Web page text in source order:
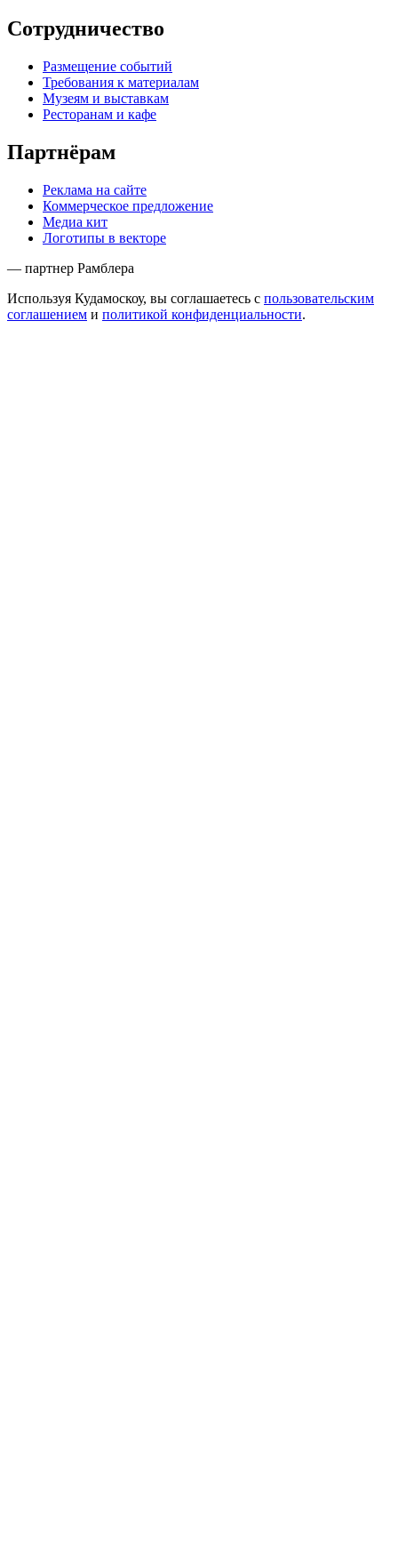
Сотрудничество
Размещение событий
Требования к материалам
Музеям и выставкам
Ресторанам и кафе
Партнёрам
Реклама на сайте
Коммерческое предложение
Медиа кит
Логотипы в векторе
— партнер Рамблера
Используя Кудамоскоу, вы соглашаетесь с пользовательским
соглашением и политикой конфиденциальности.